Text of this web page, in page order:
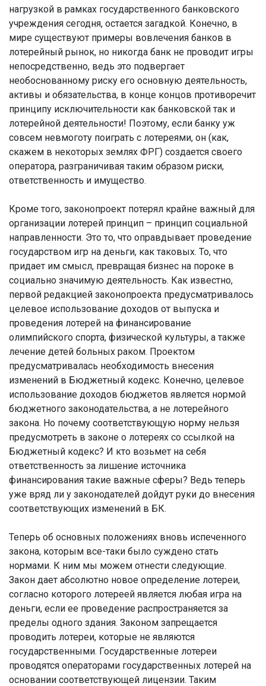
нагрузкой в рамках государственного банковского
учреждения сегодня, остается загадкой. Конечно, в
мире существуют примеры вовлечения банков в
лотерейный рынок, но никогда банк не проводит игры
непосредственно, ведь это подвергает
необоснованному риску его основную деятельность,
активы и обязательства, в конце концов противоречит
принципу исключительности как банковской так и
лотерейной деятельности! Поэтому, если банку уж
совсем невмоготу поиграть с лотереями, он (как,
скажем в некоторых землях ФРГ) создается своего
оператора, разграничивая таким образом риски,
ответственность и имущество.
Кроме того, законопроект потерял крайне важный для
организации лотерей принцип – принцип социальной
направленности. Это то, что оправдывает проведение
государством игр на деньги, как таковых. То, что
придает им смысл, превращая бизнес на пороке в
социально значимую деятельность. Как известно,
первой редакцией законопроекта предусматривалось
целевое использование доходов от выпуска и
проведения лотерей на финансирование
олимпийского спорта, физической культуры, а также
лечение детей больных раком. Проектом
предусматривалась необходимость внесения
изменений в Бюджетный кодекс. Конечно, целевое
использование доходов бюджетов является нормой
бюджетного законодательства, а не лотерейного
закона. Но почему соответствующую норму нельзя
предусмотреть в законе о лотереях со ссылкой на
Бюджетный кодекс? И кто возьмет на себя
ответственность за лишение источника
финансирования такие важные сферы? Ведь теперь
уже вряд ли у законодателей дойдут руки до внесения
соответствующих изменений в БК.
Теперь об основных положениях вновь испеченного
закона, которым все-таки было суждено стать
нормами. К ним мы можем отнести следующие.
Закон дает абсолютно новое определение лотереи,
согласно которого лотереей является любая игра на
деньги, если ее проведение распространяется за
пределы одного здания. Законом запрещается
проводить лотереи, которые не являются
государственными. Государственные лотереи
проводятся операторами государственных лотерей на
основании соответствующей лицензии. Таким